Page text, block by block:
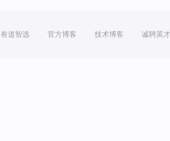
有道智选 官方博客 技术博客 诚聘英才